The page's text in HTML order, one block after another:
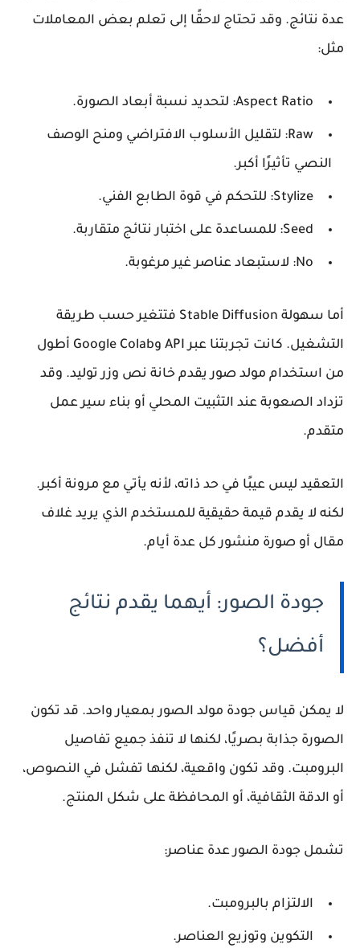
عدة نتائج. وقد تحتاج لاحقًا إلى تعلم بعض المعاملات
مثل:
Aspect Ratio: لتحديد نسبة أبعاد الصورة.
Raw: لتقليل الأسلوب الافتراضي ومنح الوصف
النصي تأثيرًا أكبر.
Stylize: للتحكم في قوة الطابع الفني.
Seed: للمساعدة على اختبار نتائج متقاربة.
No: لاستبعاد عناصر غير مرغوبة.
أما سهولة Stable Diffusion فتتغير حسب طريقة
التشغيل. كانت تجربتنا عبر API وGoogle Colab أطول
من استخدام مولد صور يقدم خانة نص وزر توليد. وقد
تزداد الصعوبة عند التثبيت المحلي أو بناء سير عمل
متقدم.
التعقيد ليس عيبًا في حد ذاته، لأنه يأتي مع مرونة أكبر.
لكنه لا يقدم قيمة حقيقية للمستخدم الذي يريد غلاف
مقال أو صورة منشور كل عدة أيام.
جودة الصور: أيهما يقدم نتائج
أفضل؟
لا يمكن قياس جودة مولد الصور بمعيار واحد. قد تكون
الصورة جذابة بصريًا، لكنها لا تنفذ جميع تفاصيل
البرومبت. وقد تكون واقعية، لكنها تفشل في النصوص،
أو الدقة الثقافية، أو المحافظة على شكل المنتج.
تشمل جودة الصور عدة عناصر:
الالتزام بالبرومبت.
التكوين وتوزيع العناصر.